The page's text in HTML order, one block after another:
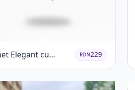
Elegant cu
Albe și Eucalipt
RON229